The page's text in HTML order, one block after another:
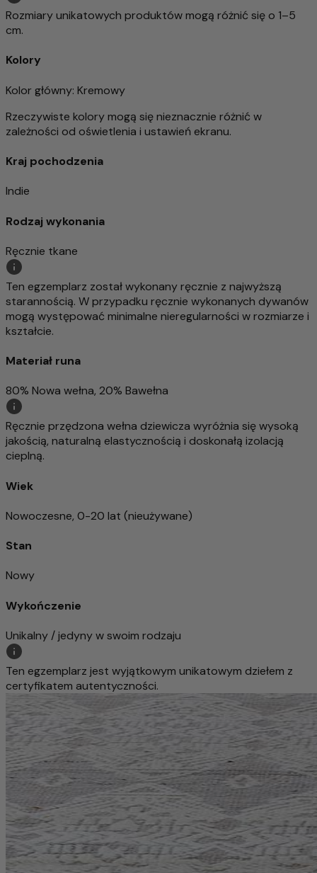
Rozmiary unikatowych produktów mogą różnić się o 1–5
cm.
Kolory
Kolor główny: Kremowy
Rzeczywiste kolory mogą się nieznacznie różnić w
zależności od oświetlenia i ustawień ekranu.
Kraj pochodzenia
Indie
Rodzaj wykonania
Ręcznie tkane
Ten egzemplarz został wykonany ręcznie z najwyższą
starannością. W przypadku ręcznie wykonanych dywanów
mogą występować minimalne nieregularności w rozmiarze i
kształcie.
Materiał runa
80% Nowa wełna, 20% Bawełna
Ręcznie przędzona wełna dziewicza wyróżnia się wysoką
jakością, naturalną elastycznością i doskonałą izolacją
cieplną.
Wiek
Nowoczesne, 0-20 lat (nieużywane)
Stan
Nowy
Wykończenie
Unikalny / jedyny w swoim rodzaju
Ten egzemplarz jest wyjątkowym unikatowym dziełem z
certyfikatem autentyczności.